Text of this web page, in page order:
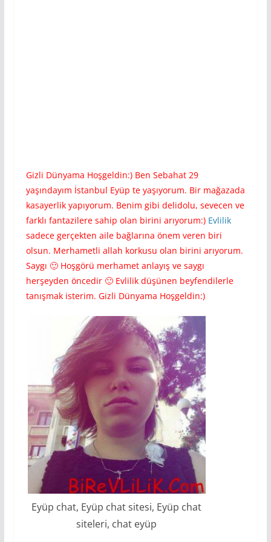
Gizli Dünyama Hoşgeldin:) Ben Sebahat 29
yaşındayım İstanbul Eyüp te yaşıyorum. Bir mağazada
kasayerlik yapıyorum. Benim gibi delidolu, sevecen ve
farklı fantazilere sahip olan birini arıyorum:) Evlilik
sadece gerçekten aile bağlarına önem veren biri
olsun. Merhametli allah korkusu olan birini arıyorum.
Saygı 🙂 Hoşgörü merhamet anlayış ve saygı
herşeyden öncedir 🙂 Evlilik düşünen beyfendilerle
tanışmak isterim. Gizli Dünyama Hoşgeldin:)
Eyüp chat, Eyüp chat sitesi, Eyüp chat
siteleri, chat eyüp